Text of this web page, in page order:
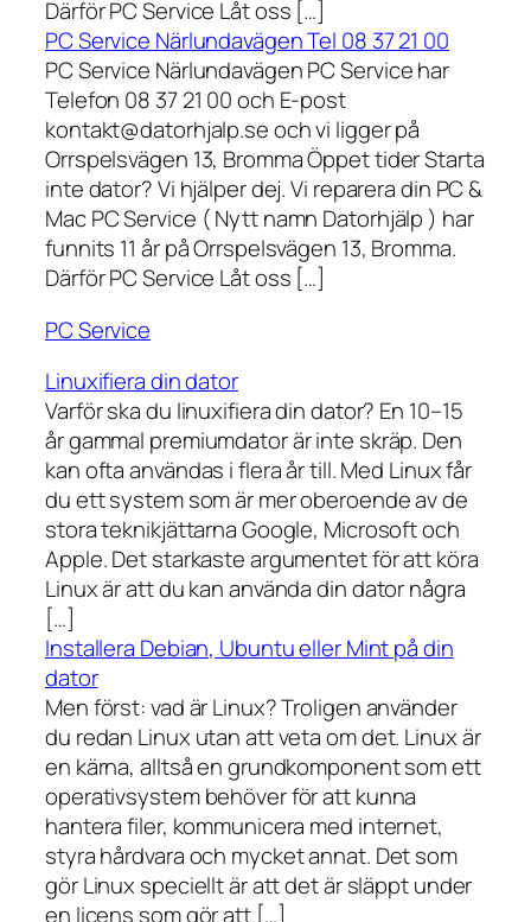
Därför PC Service Låt oss […]
PC Service Närlundavägen Tel 08 37 21 00
PC Service Närlundavägen PC Service har
Telefon 08 37 21 00 och E-post
kontakt@datorhjalp.se och vi ligger på
Orrspelsvägen 13, Bromma Öppet tider Starta
inte dator? Vi hjälper dej. Vi reparera din PC &
Mac PC Service ( Nytt namn Datorhjälp ) har
funnits 11 år på Orrspelsvägen 13, Bromma.
Därför PC Service Låt oss […]
PC Service
Linuxifiera din dator
Varför ska du linuxifiera din dator? En 10–15
år gammal premiumdator är inte skräp. Den
kan ofta användas i flera år till. Med Linux får
du ett system som är mer oberoende av de
stora teknikjättarna Google, Microsoft och
Apple. Det starkaste argumentet för att köra
Linux är att du kan använda din dator några
[…]
Installera Debian, Ubuntu eller Mint på din
dator
Men först: vad är Linux? Troligen använder
du redan Linux utan att veta om det. Linux är
en kärna, alltså en grundkomponent som ett
operativsystem behöver för att kunna
hantera filer, kommunicera med internet,
styra hårdvara och mycket annat. Det som
gör Linux speciellt är att det är släppt under
en licens som gör att […]